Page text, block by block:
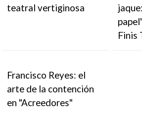
teatral vertiginosa
Finis
Francisco Reyes: el
arte de la contención
en "Acreedores"